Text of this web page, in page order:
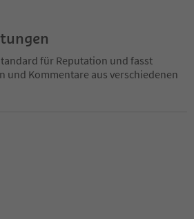
für Reputation und fasst
und Kommentare aus verschiedenen